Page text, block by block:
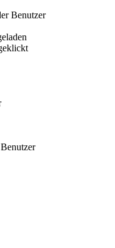
Benutzer